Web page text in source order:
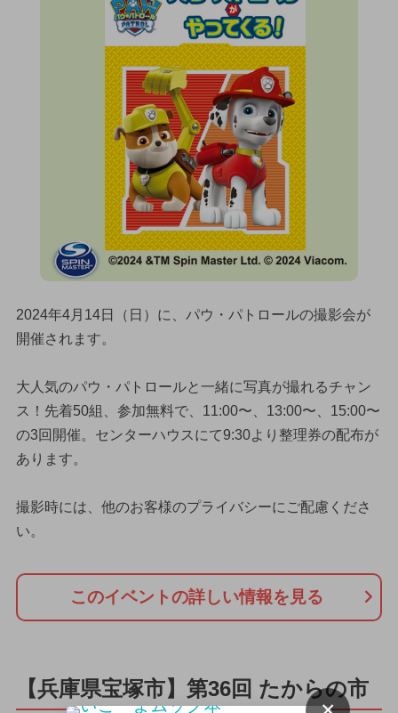
2024年4月14日（日）に、パウ・パトロールの撮影会が
開催されます。
大人気のパウ・パトロールと一緒に写真が撮れるチャン
ス！先着50組、参加無料で、11:00〜、13:00〜、15:00〜
の3回開催。センターハウスにて9:30より整理券の配布が
あります。
撮影時には、他のお客様のプライバシーにご配慮くださ
い。
このイベントの詳しい情報を見る
【兵庫県宝塚市】第36回 たからの市